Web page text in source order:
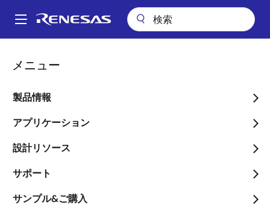
ン
Main
メニュー
製品情報
アプリケーション
設計リソース
サポート
サンプル&ご購入
パ
ン
く
ず
ルネサス、32ビットマイコンRXファミリの累計出荷数が10億個を突破
ルネサス、32ビットマイ
コンRXファミリの累計出荷
数が10億個を突破
～Renesas Xtreme（RX）マイコンは、
民生、産業、IoTなど幅広いアプリケー
ションに採用～